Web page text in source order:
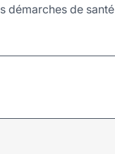
démarches de santé